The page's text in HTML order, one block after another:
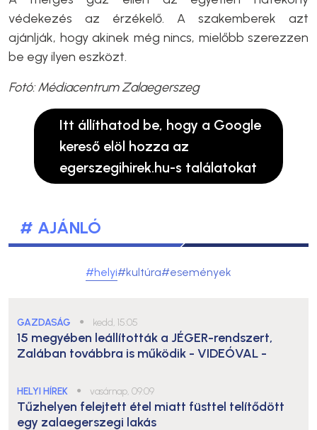
védekezés az érzékelő. A szakemberek azt
ajánlják, hogy akinek még nincs, mielőbb szerezzen
be egy ilyen eszközt.
Fotó: Médiacentrum Zalaegerszeg
Itt állíthatod be, hogy a Google
kereső elöl hozza az
egerszegihirek.hu-s találatokat
# AJÁNLÓ
#helyi#kultúra#események
GAZDASÁG ● kedd, 15:05
15 megyében leállították a JÉGER-rendszert,
Zalában továbbra is működik - VIDEÓVAL -
HELYI HÍREK ● vasárnap, 09:09
Tűzhelyen felejtett étel miatt füsttel telítődött
egy zalaegerszegi lakás